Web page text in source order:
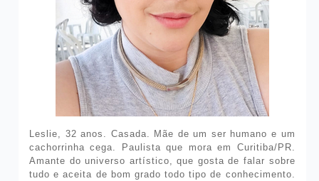
Leslie, 32 anos. Casada. Mãe de um ser humano e um
cachorrinha cega. Paulista que mora em Curitiba/PR.
Amante do universo artístico, que gosta de falar sobre
tudo e aceita de bom grado todo tipo de conhecimento.